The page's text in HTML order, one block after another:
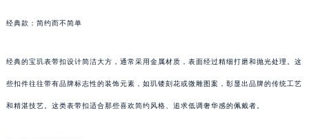
经典款：简约而不简单
经典的宝玑表带扣设计简洁大方，通常采用金属材质，表面经过精细打磨和抛光处理。这
些扣件往往带有品牌标志性的装饰元素，如玑镂刻花或微雕图案，彰显出品牌的传统工艺
和精湛技艺。这类表带扣适合那些喜欢简约风格、追求低调奢华感的佩戴者。